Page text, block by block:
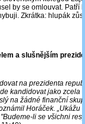
by se omlouvat. Patří
Zkrátka: hlupák
a slušnějším
na prezidenta
kandidovat jako zcela
na žádné finanční
Horáček. „Ukážu
li se všichni